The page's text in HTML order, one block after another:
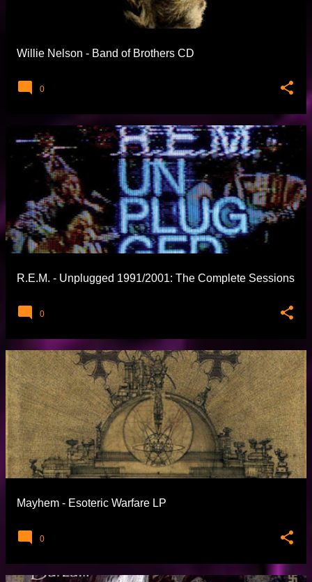
Willie Nelson - Band of Brothers CD
0
R.E.M. - Unplugged 1991/2001: The Complete Sessions
0
Mayhem - Esoteric Warfare LP
0